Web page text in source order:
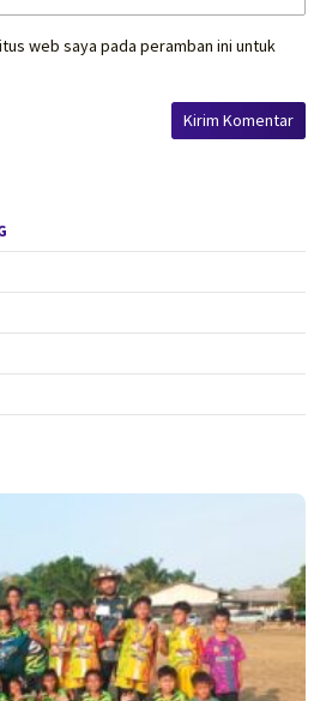
web saya pada peramban ini untuk